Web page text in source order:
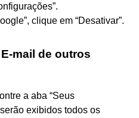
clique em “Desativar”.
mail de outros
a aba “Seus
exibidos todos os